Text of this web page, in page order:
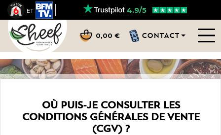
ET 4.9/5
0,00 € CONTACT
OÙ PUIS-JE CONSULTER LES
CONDITIONS GÉNÉRALES DE VENTE
(CGV) ?